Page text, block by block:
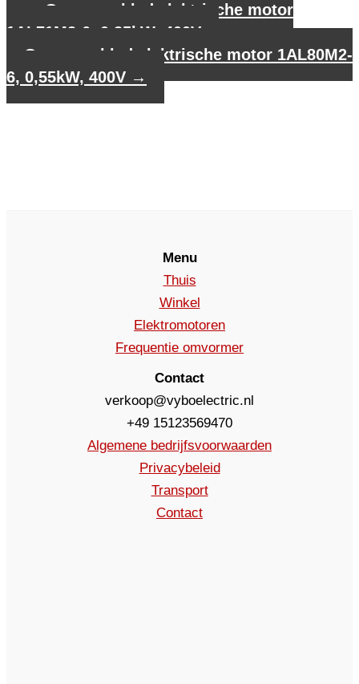
Gegevensblad elektrische motor
1AL71M2-6, 0,25kW, 400V
Gegevensblad elektrische motor 1AL80M2-
6, 0,55kW, 400V →
Menu
Thuis
Winkel
Elektromotoren
Frequentie omvormer
Contact
verkoop@vyboelectric.nl
+49 15123569470
Algemene bedrijfsvoorwaarden
Privacybeleid
Transport
Contact